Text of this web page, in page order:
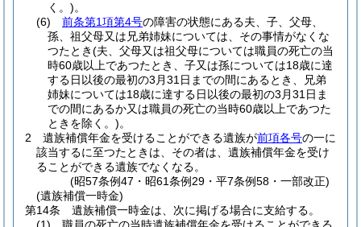
く。)。
(6)
前条第1項第4号の障害の状態にある夫、子、父母、
孫、祖父母又は兄弟姉妹については、その事情がなくな
つたとき(夫、父母又は祖父母については職員の死亡の当
時60歳以上であつたとき、子又は孫については18歳に達
する日以後の最初の3月31日までの間にあるとき、兄弟
姉妹については18歳に達する日以後の最初の3月31日ま
での間にあるか又は職員の死亡の当時60歳以上であつた
ときを除く。)。
2
遺族補償年金を受けることができる遺族が前項各号の一に
該当するに至つたときは、その者は、遺族補償年金を受け
ることができる遺族でなくなる。
(昭57条例47・昭61条例29・平7条例58・一部改正)
(遺族補償一時金)
第14条
遺族補償一時金は、次に掲げる場合に支給する。